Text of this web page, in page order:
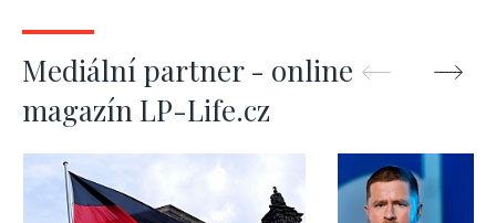
Mediální partner - online
magazín LP-Life.cz